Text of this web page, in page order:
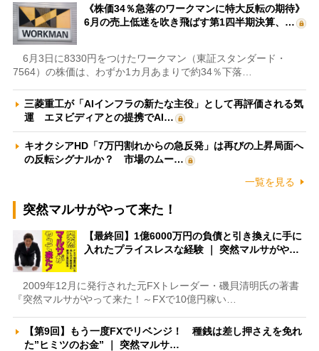
《株価34％急落のワークマンに特大反転の期待》
6月の売上低迷を吹き飛ばす第1四半期決算、…
6月3日に8330円をつけたワークマン（東証スタンダード・
7564）の株価は、わずか1カ月あまりで約34％下落…
三菱重工が「AIインフラの新たな主役」として再評価される気
運 エヌビディアとの提携でAI…
キオクシアHD「7万円割れからの急反発」は再びの上昇局面へ
の反転シグナルか？ 市場のムー…
一覧を見る
突然マルサがやって来た！
【最終回】1億6000万円の負債と引き換えに手に
入れたプライスレスな経験 ｜ 突然マルサがや…
2009年12月に発行された元FXトレーダー・磯貝清明氏の著書
『突然マルサがやって来た！～FXで10億円稼い…
【第9回】もう一度FXでリベンジ！ 種銭は差し押さえを免れ
た”ヒミツのお金” ｜ 突然マルサ…